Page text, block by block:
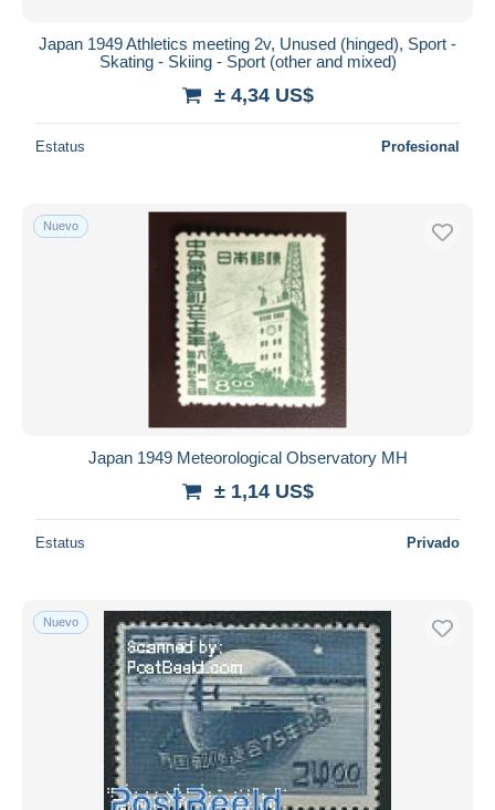
Japan 1949 Athletics meeting 2v, Unused (hinged), Sport -
Skating - Skiing - Sport (other and mixed)
± 4,34 US$
Estatus Profesional
Nuevo
Japan 1949 Meteorological Observatory MH
± 1,14 US$
Estatus Privado
Nuevo